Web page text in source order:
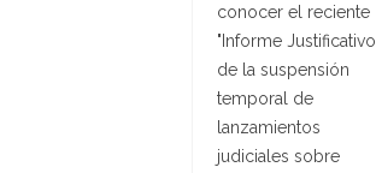
conocer el reciente
"Informe Justificativo
de la suspensión
temporal de
lanzamientos
judiciales sobre